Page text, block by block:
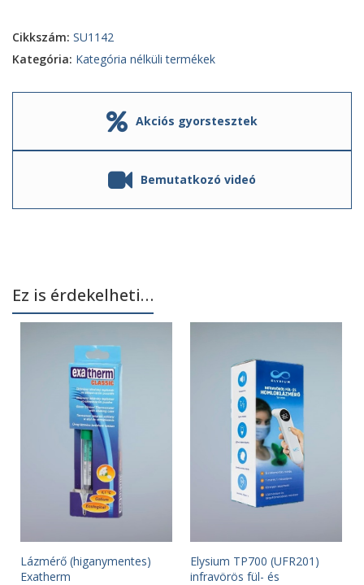
Cikkszám: SU1142
Kategória: Kategória nélküli termékek
Akciós gyorstesztek
Bemutatkozó videó
Ez is érdekelheti…
Lázmérő (higanymentes)
Exatherm
Elysium TP700 (UFR201)
infravörös fül- és